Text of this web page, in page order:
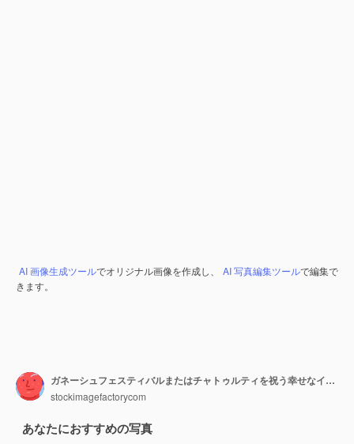
AI 画像生成ツールでオリジナル画像を作成し、 AI 写真編集ツールで編集で
きます。
ガネーシュフェスティバルまたはチャトゥルティを祝う幸せなインドの家族-マリーゴールドの花で飾られた自宅でプージャを歓迎または実行し、伝統的な服でお菓子を食べる
stockimagefactorycom
あなたにおすすめの写真